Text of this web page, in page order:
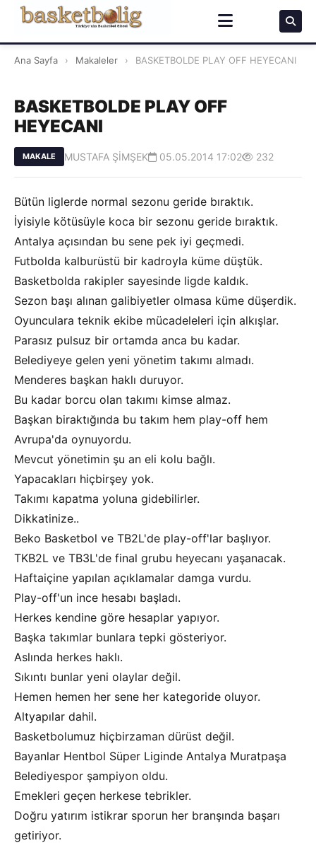
Ana Sayfa › Makaleler › BASKETBOLDE PLAY OFF HEYECANI
BASKETBOLDE PLAY OFF
HEYECANI
MAKALE MUSTAFA ŞİMŞEK 05.05.2014 17:02 232
Bütün liglerde normal sezonu geride bıraktık.
İyisiyle kötüsüyle koca bir sezonu geride bıraktık.
Antalya açısından bu sene pek iyi geçmedi.
Futbolda kalburüstü bir kadroyla küme düştük.
Basketbolda rakipler sayesinde ligde kaldık.
Sezon başı alınan galibiyetler olmasa küme düşerdik.
Oyunculara teknik ekibe mücadeleleri için alkışlar.
Parasız pulsuz bir ortamda anca bu kadar.
Belediyeye gelen yeni yönetim takımı almadı.
Menderes başkan haklı duruyor.
Bu kadar borcu olan takımı kimse almaz.
Başkan biraktığında bu takım hem play-off hem
Avrupa'da oynuyordu.
Mevcut yönetimin şu an eli kolu bağlı.
Yapacakları hiçbirşey yok.
Takımı kapatma yoluna gidebilirler.
Dikkatinize..
Beko Basketbol ve TB2L'de play-off'lar başlıyor.
TKB2L ve TB3L'de final grubu heyecanı yaşanacak.
Haftaiçine yapılan açıklamalar damga vurdu.
Play-off'un ince hesabı başladı.
Herkes kendine göre hesaplar yapıyor.
Başka takımlar bunlara tepki gösteriyor.
Aslında herkes haklı.
Sıkıntı bunlar yeni olaylar değil.
Hemen hemen her sene her kategoride oluyor.
Altyapılar dahil.
Basketbolumuz hiçbirzaman dürüst değil.
Bayanlar Hentbol Süper Liginde Antalya Muratpaşa
Belediyespor şampiyon oldu.
Emekleri geçen herkese tebrikler.
Doğru yatırım istikrar sporun her branşında başarı
getiriyor.